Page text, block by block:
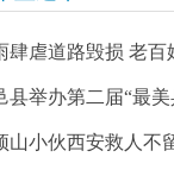
肆虐道路毁损 老百
县举办第二届“最
山小伙西安救人不